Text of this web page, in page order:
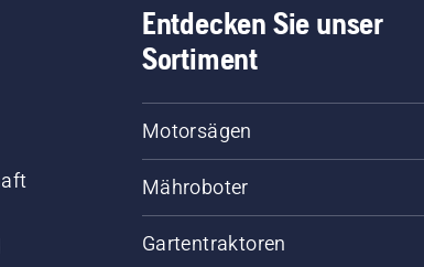
Entdecken Sie unser
Sortiment
Motorsägen
Mähroboter
Gartentraktoren